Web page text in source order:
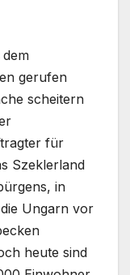
gerufen
scheitern
für
Szeklerland
in
Ungarn vor
heute sind